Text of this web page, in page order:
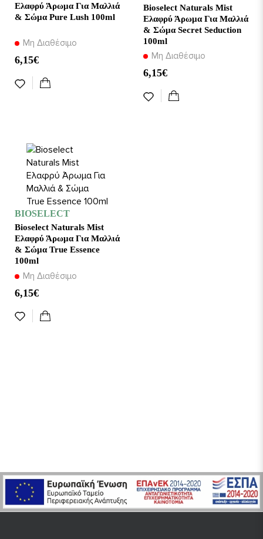
Ελαφρύ Άρωμα Για Μαλλιά
& Σώμα Pure Lush 100ml
Μη Διαθέσιμο
6,15€
Bioselect Naturals Mist
Ελαφρύ Άρωμα Για Μαλλιά
& Σώμα Secret Seduction
100ml
Μη Διαθέσιμο
6,15€
BIOSELECT
Bioselect Naturals Mist
Ελαφρύ Άρωμα Για Μαλλιά
& Σώμα True Essence
100ml
Μη Διαθέσιμο
6,15€